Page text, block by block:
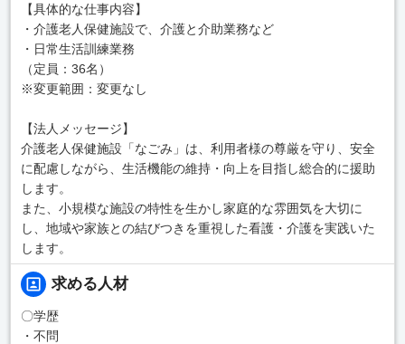
【具体的な仕事内容】
・介護老人保健施設で、介護と介助業務など
・日常生活訓練業務
（定員：36名）
※変更範囲：変更なし
【法人メッセージ】
介護老人保健施設「なごみ」は、利用者様の尊厳を守り、安全
に配慮しながら、生活機能の維持・向上を目指し総合的に援助
します。
また、小規模な施設の特性を生かし家庭的な雰囲気を大切に
し、地域や家族との結びつきを重視した看護・介護を実践いた
します。
求める人材
〇学歴
・不問